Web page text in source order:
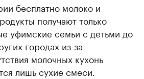
бесплатно молоко и
получают только
уфимские семьи с детьми до
городах из-за
молочных кухонь
лишь сухие смеси.